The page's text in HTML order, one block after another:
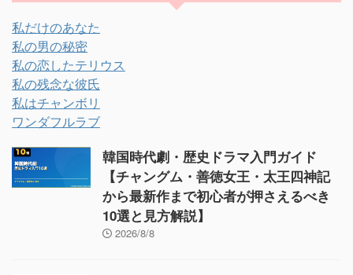
私だけのあなた
私の男の秘密
私の恋したテリウス
私の残念な彼氏
私はチャンボリ
ワンダフルラブ
韓国時代劇・歴史ドラマ入門ガイド
【チャングム・善徳女王・太王四神記
から最新作まで初心者が押さえるべき
10選と見方解説】
2026/8/8